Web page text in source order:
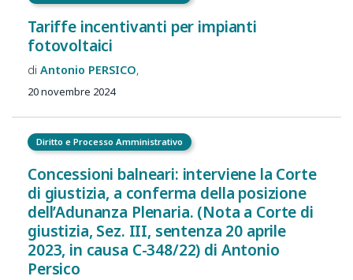
Tariffe incentivanti per impianti
fotovoltaici
Antonio PERSICO
20 novembre 2024
Diritto e Processo Amministrativo
Concessioni balneari: interviene la Corte
di giustizia, a conferma della posizione
dell’Adunanza Plenaria. (Nota a Corte di
giustizia, Sez. III, sentenza 20 aprile
2023, in causa C-348/22) di Antonio
Persico